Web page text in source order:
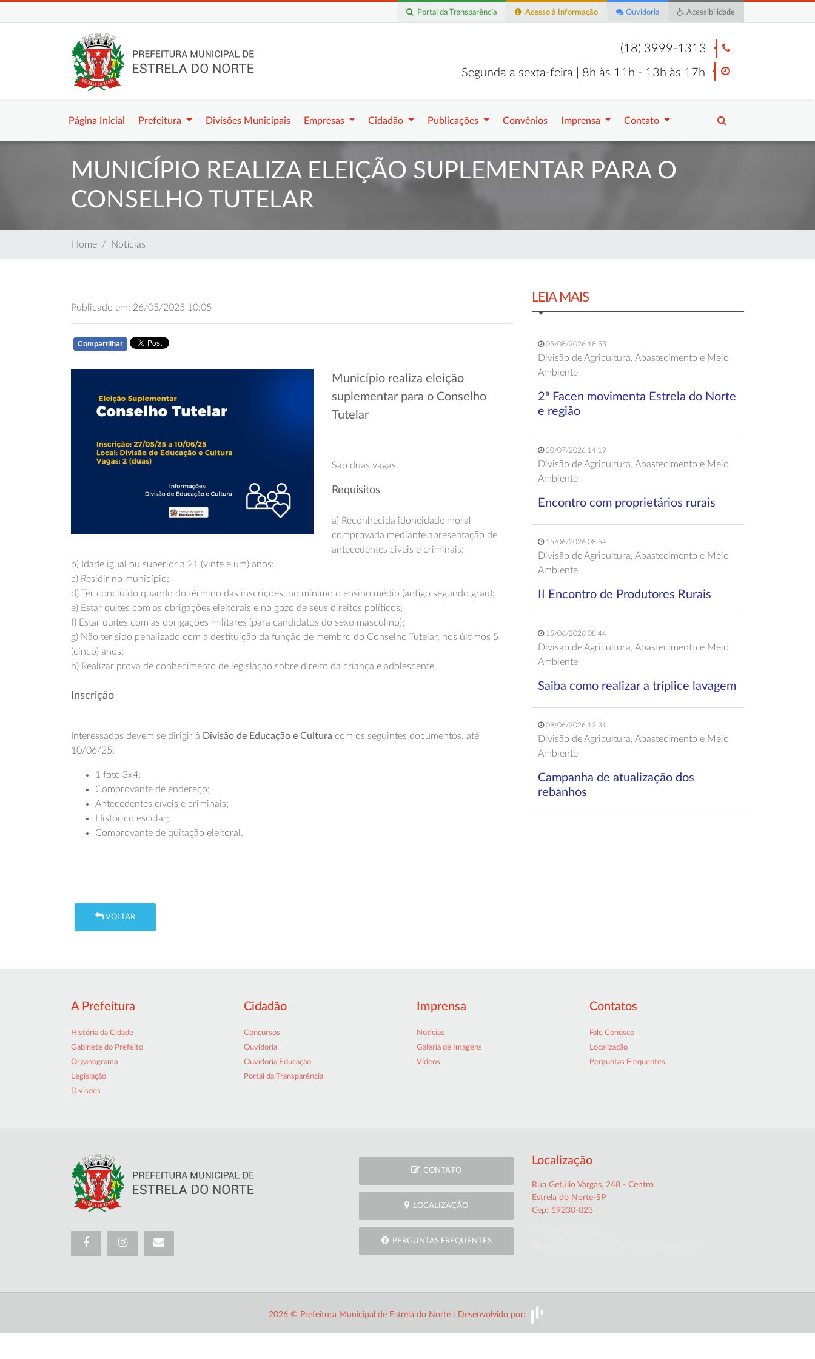
Acessibilidade
Ouvidoria
Acesso à Informação
Portal da Transparência
(18) 3999-1313
Segunda a sexta-feira | 8h às 11h - 13h às 17h
Página Inicial Prefeitura Divisões Municipais Empresas Cidadão Publicações Convênios Imprensa Contato
MUNICÍPIO REALIZA ELEIÇÃO SUPLEMENTAR PARA O
CONSELHO TUTELAR
Home Notícias
Publicado em: 26/05/2025 10:05
Compartilhar
Município realiza eleição
suplementar para o Conselho
Tutelar
São duas vagas.
Requisitos
a) Reconhecida idoneidade moral
comprovada mediante apresentação de
antecedentes civeis e criminais;
b) Idade igual ou superior a 21 (vinte e um) anos;
c) Residir no município;
d) Ter concluído quando do término das inscrições, no mínimo o ensino médio (antigo segundo grau);
e) Estar quites com as obrigações eleitorais e no gozo de seus direitos políticos;
f) Estar quites com as obrigações militares (para candidatos do sexo masculino);
g) Não ter sido penalizado com a destituição da função de membro do Conselho Tutelar, nos últimos 5
(cinco) anos;
h) Realizar prova de conhecimento de legislação sobre direito da criança e adolescente.
Inscrição
Interessados devem se dirigir à Divisão de Educação e Cultura com os seguintes documentos, até
10/06/25:
1 foto 3x4;
Comprovante de endereço;
Antecedentes cíveis e criminais;
Histórico escolar;
Comprovante de quitação eleitoral.
VOLTAR
LEIA MAIS
05/08/2026 18:53
Divisão de Agricultura, Abastecimento e Meio
Ambiente
2ª Facen movimenta Estrela do Norte
e região
30/07/2026 14:19
Divisão de Agricultura, Abastecimento e Meio
Ambiente
Encontro com proprietários rurais
15/06/2026 08:54
Divisão de Agricultura, Abastecimento e Meio
Ambiente
II Encontro de Produtores Rurais
15/06/2026 08:44
Divisão de Agricultura, Abastecimento e Meio
Ambiente
Saiba como realizar a tríplice lavagem
09/06/2026 12:31
Divisão de Agricultura, Abastecimento e Meio
Ambiente
Campanha de atualização dos
rebanhos
A Prefeitura
História da Cidade
Gabinete do Prefeito
Organograma
Legislação
Divisões
Cidadão
Concursos
Ouvidoria
Ouvidoria Educação
Portal da Transparência
Imprensa
Notícias
Galeria de Imagens
Vídeos
Contatos
Fale Conosco
Localização
Perguntas Frequentes
CONTATO
LOCALIZAÇÃO
PERGUNTAS FREQUENTES
Localização
Rua Getúlio Vargas, 248 - Centro
Estrela do Norte-SP
Cep: 19230-023
2026 © Prefeitura Municipal de Estrela do Norte | Desenvolvido por: